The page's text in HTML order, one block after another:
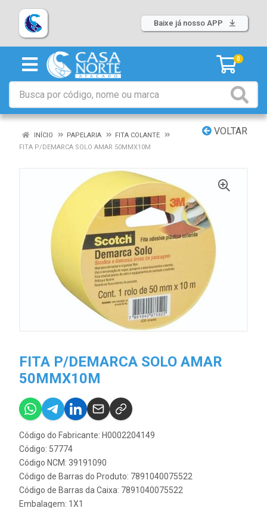
Baixe já nosso APP
0
VOLTAR
INÍCIO PAPELARIA
FITA COLANTE
FITA P/DEMARCA SOLO AMAR 50MMX10M
FITA P/DEMARCA SOLO AMAR
50MMX10M
Código do Fabricante: H0002204149
Código: 57774
Código NCM: 39191090
Código de Barras do Produto: 7891040075522
Código de Barras da Caixa: 7891040075522
Embalagem: 1X1